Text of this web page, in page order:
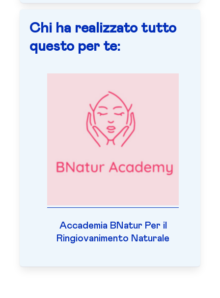
Chi ha realizzato tutto
questo per te:
Accademia BNatur Per il
Ringiovanimento Naturale